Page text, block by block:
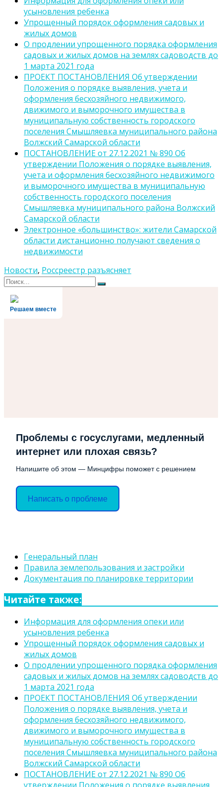
усыновления ребенка
Упрощенный порядок оформления садовых и
жилых домов
О продлении упрощенного порядка оформления
садовых и жилых домов на землях садоводств до
1 марта 2021 года
ПРОЕКТ ПОСТАНОВЛЕНИЯ Об утверждении
Положения о порядке выявления, учета и
оформления бесхозяйного недвижимого,
движимого и выморочного имущества в
муниципальную собственность городского
поселения Смышляевка муниципального района
Волжский Самарской области
ПОСТАНОВЛЕНИЕ от 27.12.2021 № 890 Об
утверждении Положения о порядке выявления,
учета и оформления бесхозяйного недвижимого
и выморочного имущества в муниципальную
собственность городского поселения
Смышляевка муниципального района Волжский
Самарской области
Электронное «большинство»: жители Самарской
области дистанционно получают сведения о
недвижимости
Новости, Россреестр разъясняет
Поиск
Поиск
Решаем вместе
Проблемы с госуслугами, медленный
интернет или плохая связь?
Напишите об этом — Минцифры поможет с решением
Написать о проблеме
Генеральный план
Правила землепользования и застройки
Документация по планировке территории
Читайте также:
Информация для оформления опеки или
усыновления ребенка
Упрощенный порядок оформления садовых и
жилых домов
О продлении упрощенного порядка оформления
садовых и жилых домов на землях садоводств до
1 марта 2021 года
ПРОЕКТ ПОСТАНОВЛЕНИЯ Об утверждении
Положения о порядке выявления, учета и
оформления бесхозяйного недвижимого,
движимого и выморочного имущества в
муниципальную собственность городского
поселения Смышляевка муниципального района
Волжский Самарской области
ПОСТАНОВЛЕНИЕ от 27.12.2021 № 890 Об
утверждении Положения о порядке выявления,